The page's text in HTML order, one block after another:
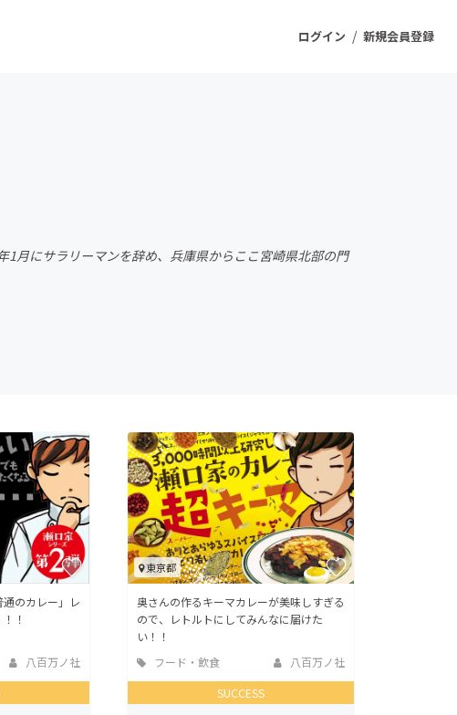
ログイン / 新規会員登録
ファッション
ティ
1月にサラリーマンを辞め、兵庫県からここ宮崎県北部の門
のカレー」レ
！
八百万ノ社
東京都
奥さんの作るキーマカレーが美味しすぎる
ので、レトルトにしてみんなに届けた
い！！
フード・飲食
店
八百万ノ社
SUCCESS